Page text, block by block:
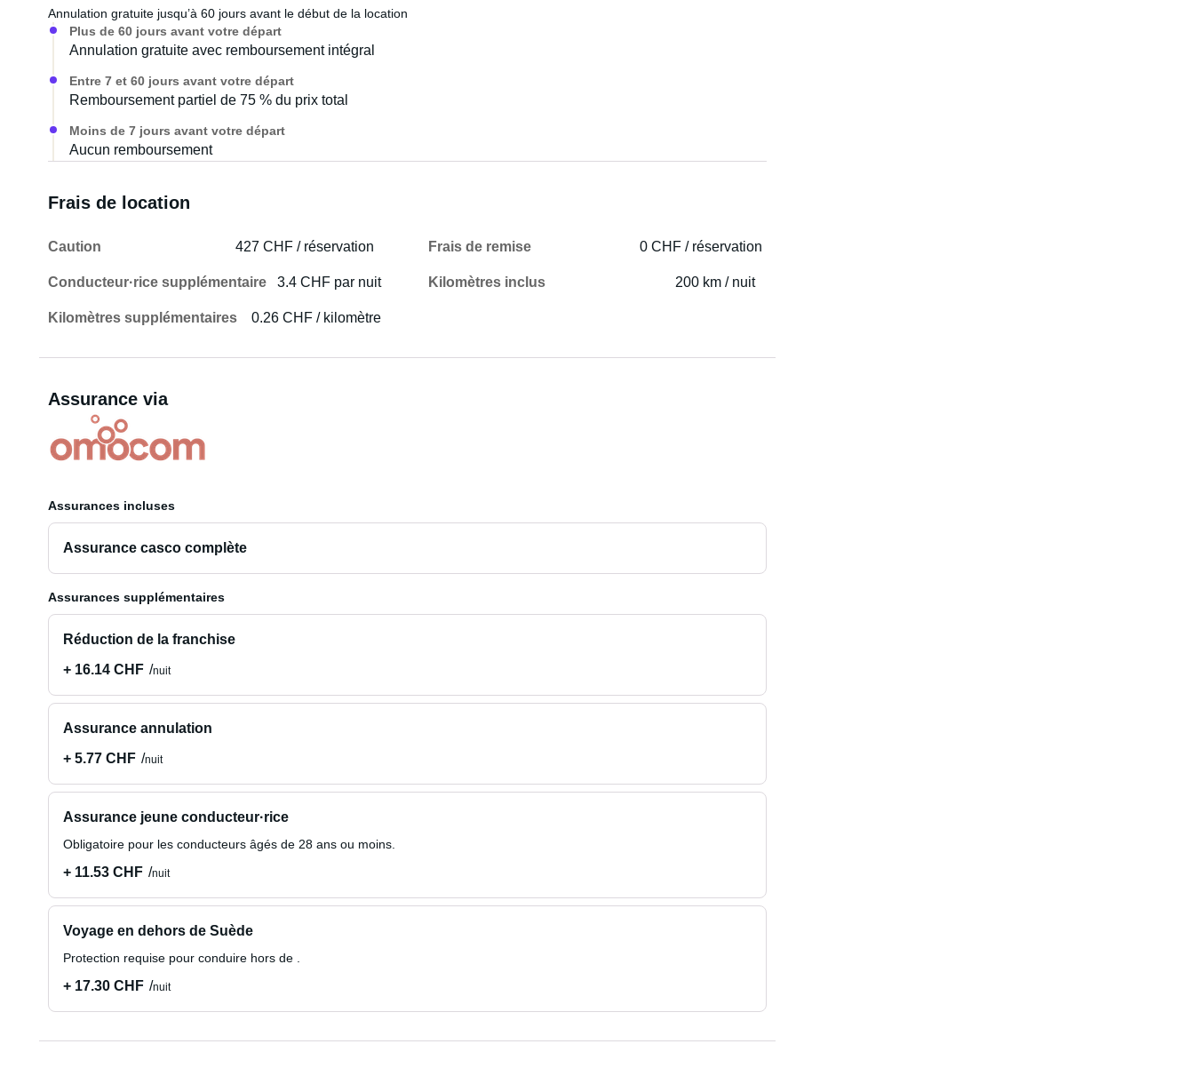
Annulation gratuite jusqu’à 60 jours avant le début de la location
Plus de 60 jours avant votre départ
Annulation gratuite avec remboursement intégral
Entre 7 et 60 jours avant votre départ
Remboursement partiel de 75 % du prix total
Moins de 7 jours avant votre départ
Aucun remboursement
Frais de location
Caution 427 CHF / réservation Frais de remise 0 CHF / réservation
Conducteur·rice supplémentaire 3.4 CHF par nuit Kilomètres inclus 200 km / nuit
Kilomètres supplémentaires 0.26 CHF / kilomètre
Assurance via
Assurances incluses
Assurance casco complète
Assurances supplémentaires
Réduction de la franchise
+ 16.14 CHF
nuit
Assurance annulation
+ 5.77 CHF
nuit
Assurance jeune conducteur·rice
Obligatoire pour les conducteurs âgés de 28 ans ou moins.
+ 11.53 CHF nuit
Voyage en dehors de Suède
Protection requise pour conduire hors de .
+ 17.30 CHF nuit